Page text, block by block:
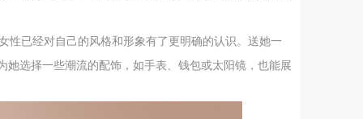
性已经对自己的风格和形象有了更明确的认识。送她一
选择一些潮流的配饰，如手表、钱包或太阳镜，也能展